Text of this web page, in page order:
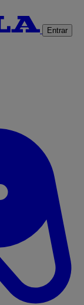
Entrar